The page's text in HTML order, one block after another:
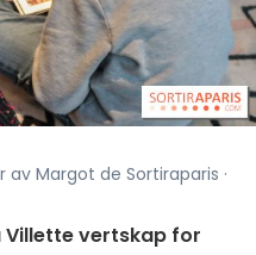
av Margot de Sortiraparis ·
Villette vertskap for